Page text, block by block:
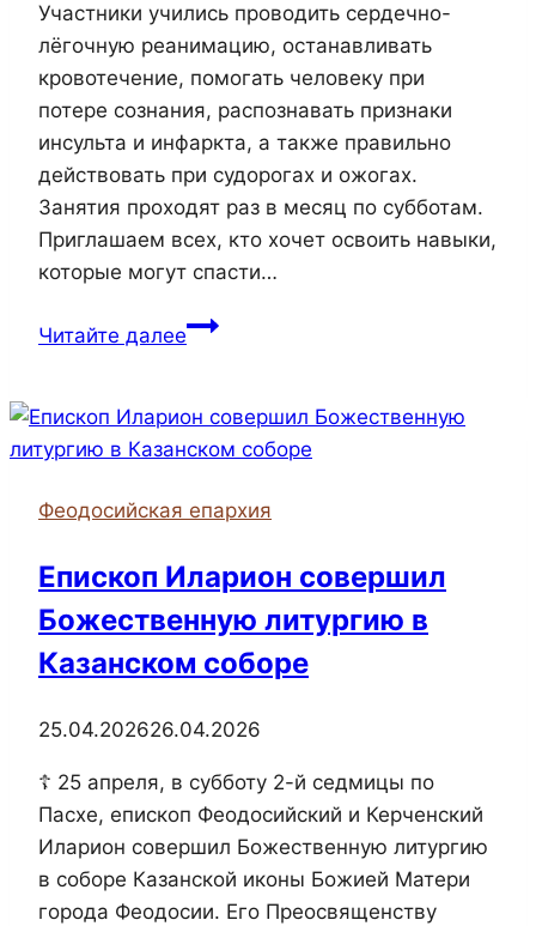
Участники училиcь проводить сердечно-
лёгочную реанимацию, останавливать
кровотечение, помогать человеку при
потере сознания, распознавать признаки
инсульта и инфаркта, а также правильно
действовать при судорогах и ожогах.
Занятия проходят раз в месяц по субботам.
Приглашаем всех, кто хочет освоить навыки,
которые могут спасти…
Читайте далееВ
мироносиц
прошёл
класс
оказанию
первой
помощи
Феодосийская епархия
Епископ Иларион совершил
Божественную литургию в
Казанском соборе
25.04.202626.04.2026
☦ 25 апреля, в субботу 2-й седмицы по
Пасхе, епископ Феодосийский и Керченский
Иларион совершил Божественную литургию
в соборе Казанской иконы Божией Матери
города Феодосии. Его Преосвященству